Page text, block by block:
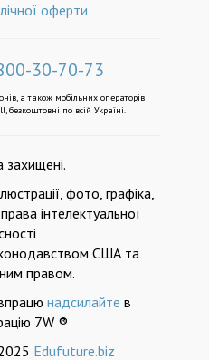
оферти
30-70-73
а також мобільних операторів
безкоштовні по всій Україні.
захищені.
фото, графіка,
інтелектуальної
США та
правом.
надсилайте в
7W ®
Edufuture.biz